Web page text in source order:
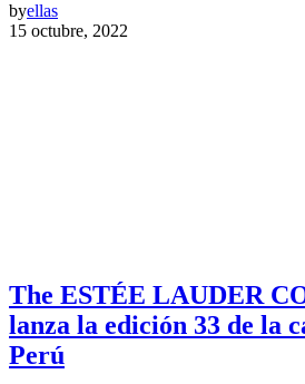
byellas
15 octubre, 2022
The ESTÉE LAUDER
lanza la edición 33 de la
Perú